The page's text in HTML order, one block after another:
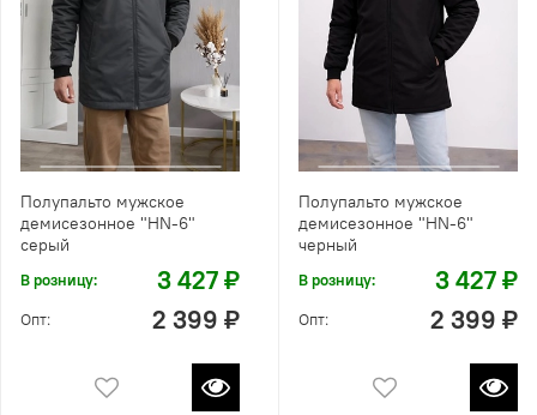
Полупальто мужское
демисезонное "HN-6"
серый
В розницу: 3 427 ₽
Опт: 2 399 ₽
Полупальто мужское
демисезонное "HN-6"
черный
В розницу: 3 427 ₽
Опт: 2 399 ₽